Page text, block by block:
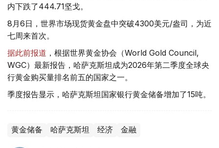
内下跌了444.71坚戈。
8月6日，世界市场现货黄金盘中突破4300美元/盎司，为近
七周来首次。
据此前报道 ，根据世界黄金协会（World Gold Council,
WGC）最新报告，哈萨克斯坦成为2026年第二季度全球央
行黄金购买量排名前五的国家之一。
季度报告显示，哈萨克斯坦国家银行黄金储备增加了15吨。
黄金储备 哈萨克斯坦 经济 金融